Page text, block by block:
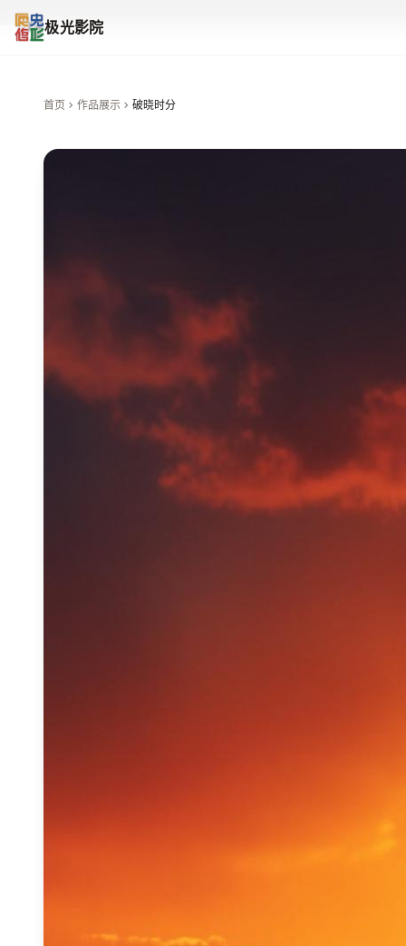
极光影院
首页 作品展示 破晓时分